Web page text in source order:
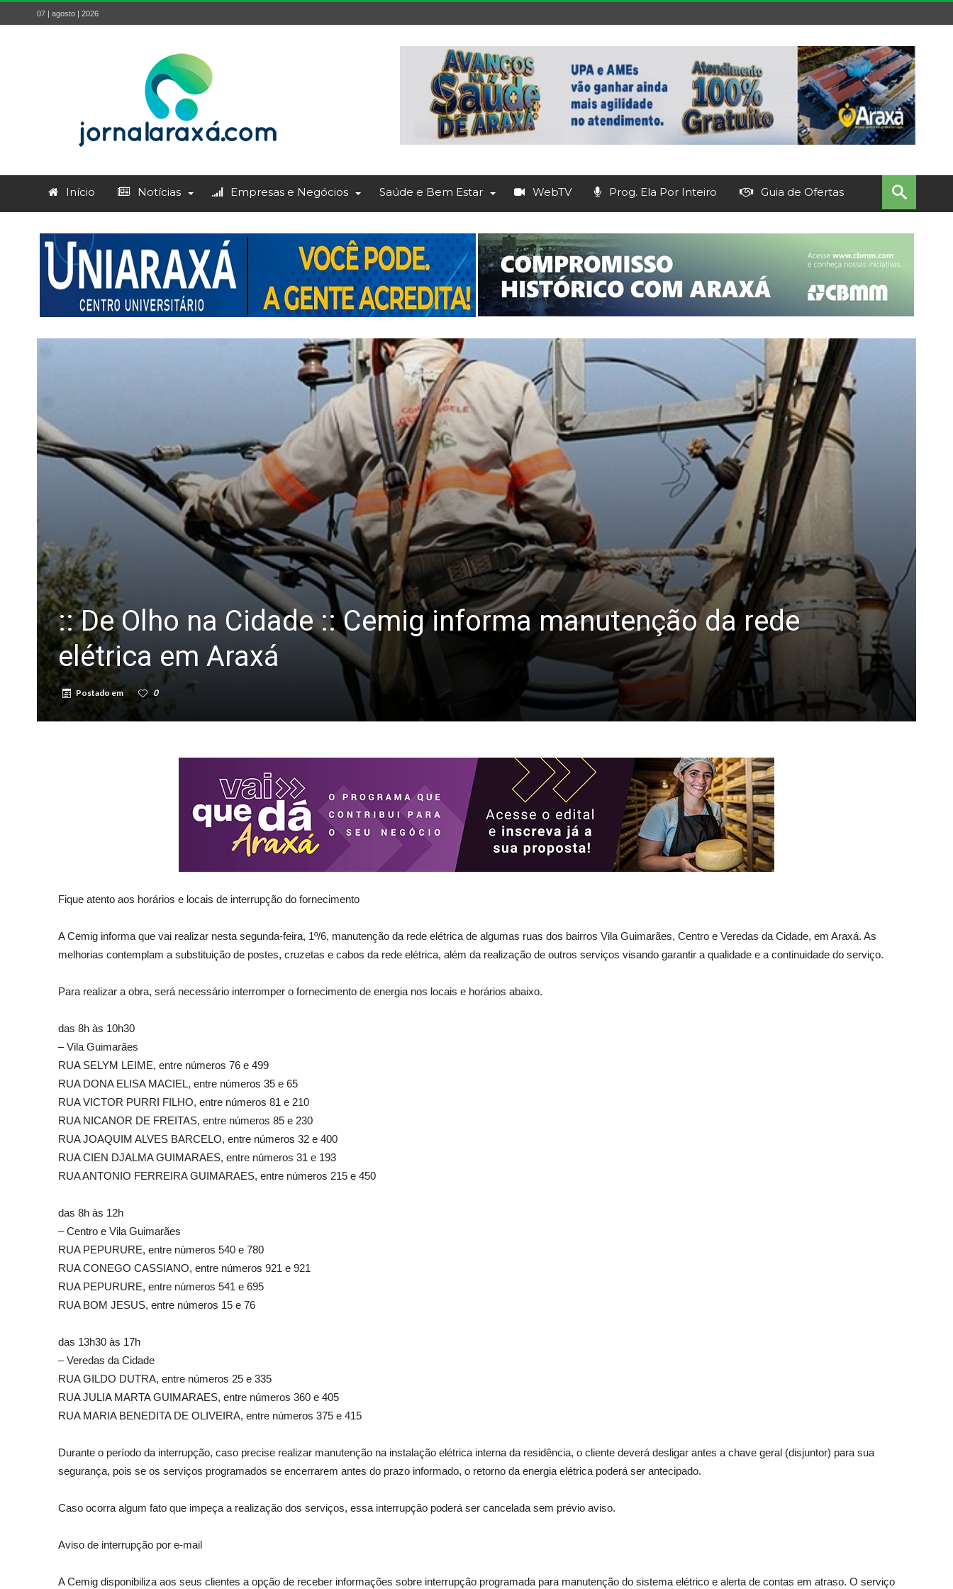
07 | agosto | 2026
Início Notícias Empresas e Negócios Saúde e Bem Estar WebTV Prog. Ela Por Inteiro Guia de Ofertas
:: De Olho na Cidade :: Cemig informa manutenção da rede
elétrica em Araxá
Postado em 0
Fique atento aos horários e locais de interrupção do fornecimento
A Cemig informa que vai realizar nesta segunda-feira, 1º/6, manutenção da rede elétrica de algumas ruas dos bairros Vila Guimarães, Centro e Veredas da Cidade, em Araxá. As
melhorias contemplam a substituição de postes, cruzetas e cabos da rede elétrica, além da realização de outros serviços visando garantir a qualidade e a continuidade do serviço.
Para realizar a obra, será necessário interromper o fornecimento de energia nos locais e horários abaixo.
das 8h às 10h30
– Vila Guimarães
RUA SELYM LEIME, entre números 76 e 499
RUA DONA ELISA MACIEL, entre números 35 e 65
RUA VICTOR PURRI FILHO, entre números 81 e 210
RUA NICANOR DE FREITAS, entre números 85 e 230
RUA JOAQUIM ALVES BARCELO, entre números 32 e 400
RUA CIEN DJALMA GUIMARAES, entre números 31 e 193
RUA ANTONIO FERREIRA GUIMARAES, entre números 215 e 450
das 8h às 12h
– Centro e Vila Guimarães
RUA PEPURURE, entre números 540 e 780
RUA CONEGO CASSIANO, entre números 921 e 921
RUA PEPURURE, entre números 541 e 695
RUA BOM JESUS, entre números 15 e 76
das 13h30 às 17h
– Veredas da Cidade
RUA GILDO DUTRA, entre números 25 e 335
RUA JULIA MARTA GUIMARAES, entre números 360 e 405
RUA MARIA BENEDITA DE OLIVEIRA, entre números 375 e 415
Durante o período da interrupção, caso precise realizar manutenção na instalação elétrica interna da residência, o cliente deverá desligar antes a chave geral (disjuntor) para sua
segurança, pois se os serviços programados se encerrarem antes do prazo informado, o retorno da energia elétrica poderá ser antecipado.
Caso ocorra algum fato que impeça a realização dos serviços, essa interrupção poderá ser cancelada sem prévio aviso.
Aviso de interrupção por e-mail
A Cemig disponibiliza aos seus clientes a opção de receber informações sobre interrupção programada para manutenção do sistema elétrico e alerta de contas em atraso. O serviço